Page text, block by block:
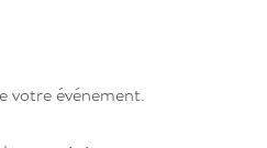
votre événement.